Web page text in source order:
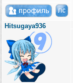
Hitsugaya936